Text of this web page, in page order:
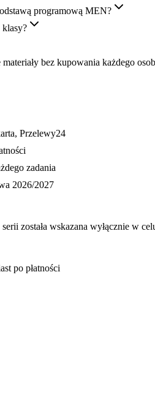
programową MEN?
bez kupowania każdego
Przelewy24
zadania
2026/2027
została wskazana wyłącznie w
po płatności